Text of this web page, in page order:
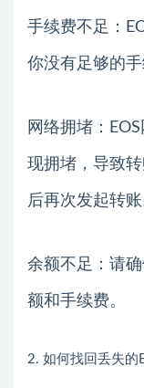
手续费不足：
你没有足够的
网络拥堵：
现拥堵，导致
后再次发起转账
余额不足：请
额和手续费。
2. 如何找回丢失的